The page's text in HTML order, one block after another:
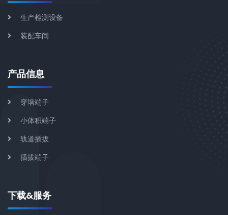
生产检测设备
装配车间
产品信息
穿墙端子
小体积端子
轨道插拔
插拔端子
下载&服务